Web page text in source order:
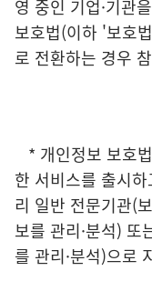
영 중인 기업·기관
보호법(이하 '보호
로 전환하는 경우
* 개인정보 보호
한 서비스를 출시
리 일반 전문기관(
보를 관리·분석) 또
를 관리·분석)으로